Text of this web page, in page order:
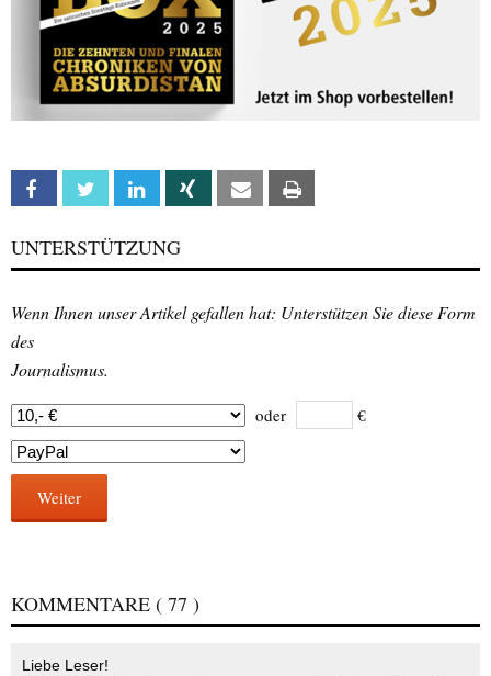
Facebook Twitter Linkedin Xing Email
UNTERSTÜTZUNG
Wenn Ihnen unser Artikel gefallen hat: Unterstützen Sie diese Form
des
Journalismus.
oder €
Weiter
KOMMENTARE ( 77 )
Liebe Leser!